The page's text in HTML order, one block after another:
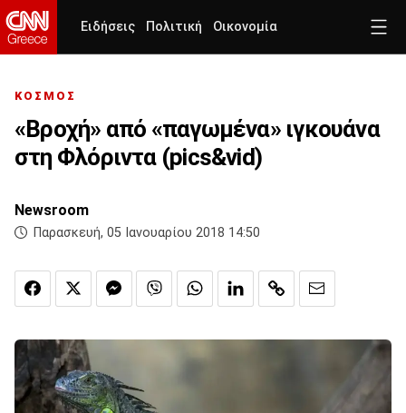
Ειδήσεις Πολιτική Οικονομία
ΚΟΣΜΟΣ
«Βροχή» από «παγωμένα» ιγκουάνα
στη Φλόριντα (pics&vid)
Newsroom
Παρασκευή, 05 Ιανουαρίου 2018 14:50